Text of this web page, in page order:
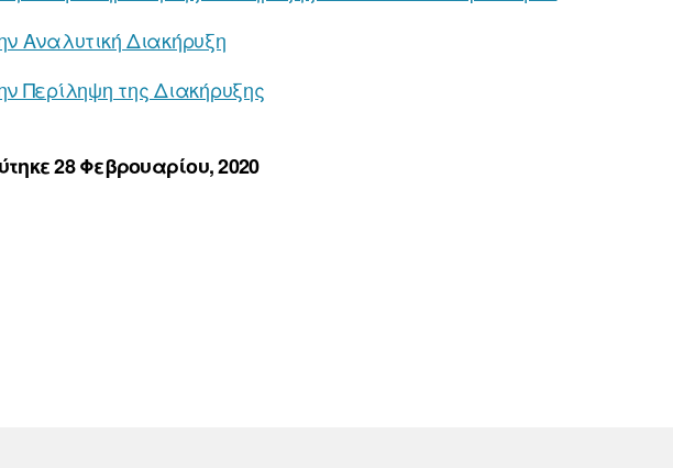
Αναλυτική Διακήρυξη
Περίληψη της Διακήρυξης
28 Φεβρουαρίου, 2020